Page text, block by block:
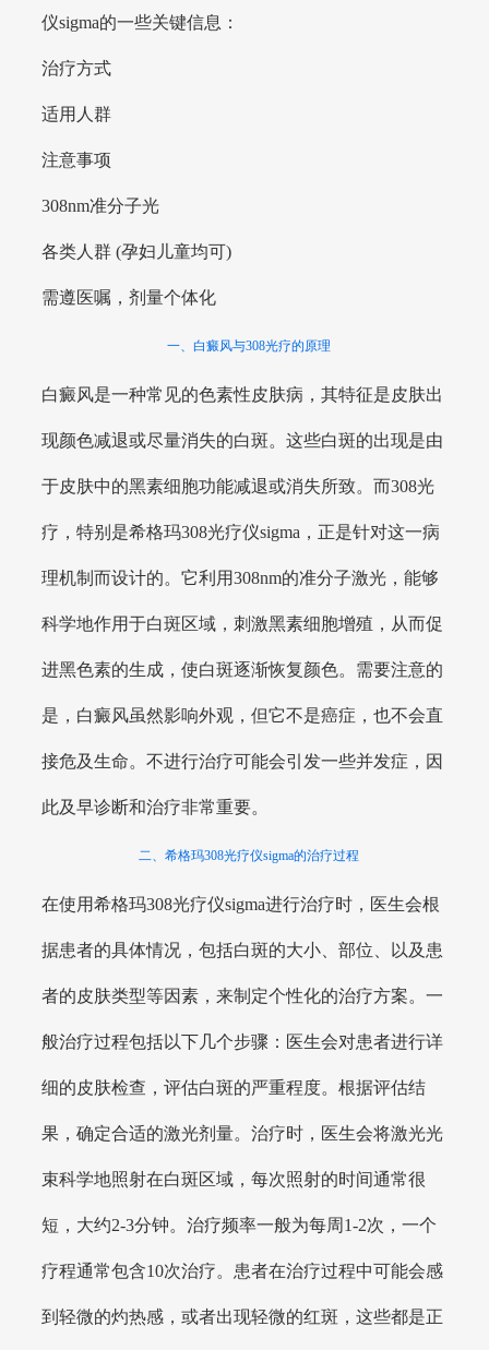
仪sigma的一些关键信息：
治疗方式
适用人群
注意事项
308nm准分子光
各类人群 (孕妇儿童均可)
需遵医嘱，剂量个体化
一、白癜风与308光疗的原理
白癜风是一种常见的色素性皮肤病，其特征是皮肤出
现颜色减退或尽量消失的白斑。这些白斑的出现是由
于皮肤中的黑素细胞功能减退或消失所致。而308光
疗，特别是希格玛308光疗仪sigma，正是针对这一病
理机制而设计的。它利用308nm的准分子激光，能够
科学地作用于白斑区域，刺激黑素细胞增殖，从而促
进黑色素的生成，使白斑逐渐恢复颜色。需要注意的
是，白癜风虽然影响外观，但它不是癌症，也不会直
接危及生命。不进行治疗可能会引发一些并发症，因
此及早诊断和治疗非常重要。
二、希格玛308光疗仪sigma的治疗过程
在使用希格玛308光疗仪sigma进行治疗时，医生会根
据患者的具体情况，包括白斑的大小、部位、以及患
者的皮肤类型等因素，来制定个性化的治疗方案。一
般治疗过程包括以下几个步骤：医生会对患者进行详
细的皮肤检查，评估白斑的严重程度。根据评估结
果，确定合适的激光剂量。治疗时，医生会将激光光
束科学地照射在白斑区域，每次照射的时间通常很
短，大约2-3分钟。治疗频率一般为每周1-2次，一个
疗程通常包含10次治疗。患者在治疗过程中可能会感
到轻微的灼热感，或者出现轻微的红斑，这些都是正